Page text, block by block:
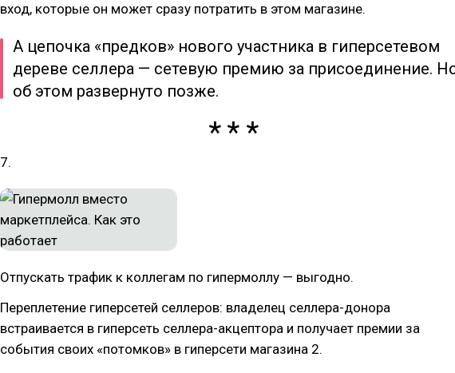
вход, которые он может сразу потратить в этом магазине.
А цепочка «предков» нового участника в гиперсетевом
дереве селлера — сетевую премию за присоединение.
об этом развернуто позже.
7.
Отпускать трафик к коллегам по гипермоллу — выгодно.
Переплетение гиперсетей селлеров: владелец селлера-донора
встраивается в гиперсеть селлера-акцептора и получает премии за
события своих «потомков» в гиперсети магазина 2.